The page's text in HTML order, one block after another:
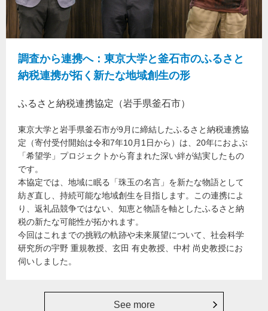
調査から連携へ：東京大学と釜石市のふるさと
納税連携が拓く新たな地域創生の形
ふるさと納税連携協定（岩手県釜石市）
東京大学と岩手県釜石市が9月に締結したふるさと納税連携協
定（寄付受付開始は令和7年10月1日から）は、20年におよぶ
「希望学」プロジェクトから育まれた深い絆が結実したもの
です。
本協定では、地域に眠る「珠玉の名言」を新たな物語として
紡ぎ直し、持続可能な地域創生を目指します。この連携によ
り、返礼品競争ではない、知恵と物語を軸としたふるさと納
税の新たな可能性が拓かれます。
今回はこれまでの挑戦の軌跡や未来展望について、社会科学
研究所の宇野 重規教授、玄田 有史教授、中村 尚史教授にお
伺いしました。
See more